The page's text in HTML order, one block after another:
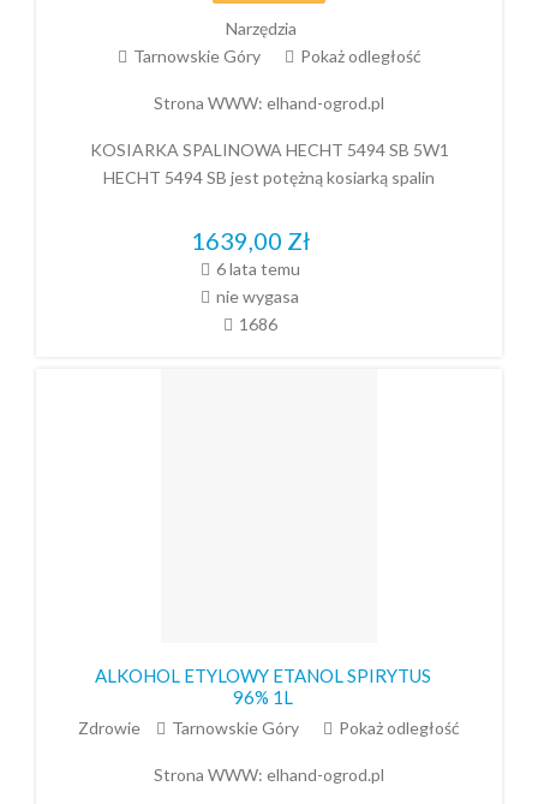
Narzędzia
Tarnowskie Góry
Pokaż odległość
Strona WWW: elhand-ogrod.pl
KOSIARKA SPALINOWA HECHT 5494 SB 5W1
HECHT 5494 SB jest potężną kosiarką spalin
1639,00 Zł
6 lata temu
nie wygasa
1686
ALKOHOL ETYLOWY ETANOL SPIRYTUS
96% 1L
Zdrowie Tarnowskie Góry Pokaż odległość
Strona WWW: elhand-ogrod.pl